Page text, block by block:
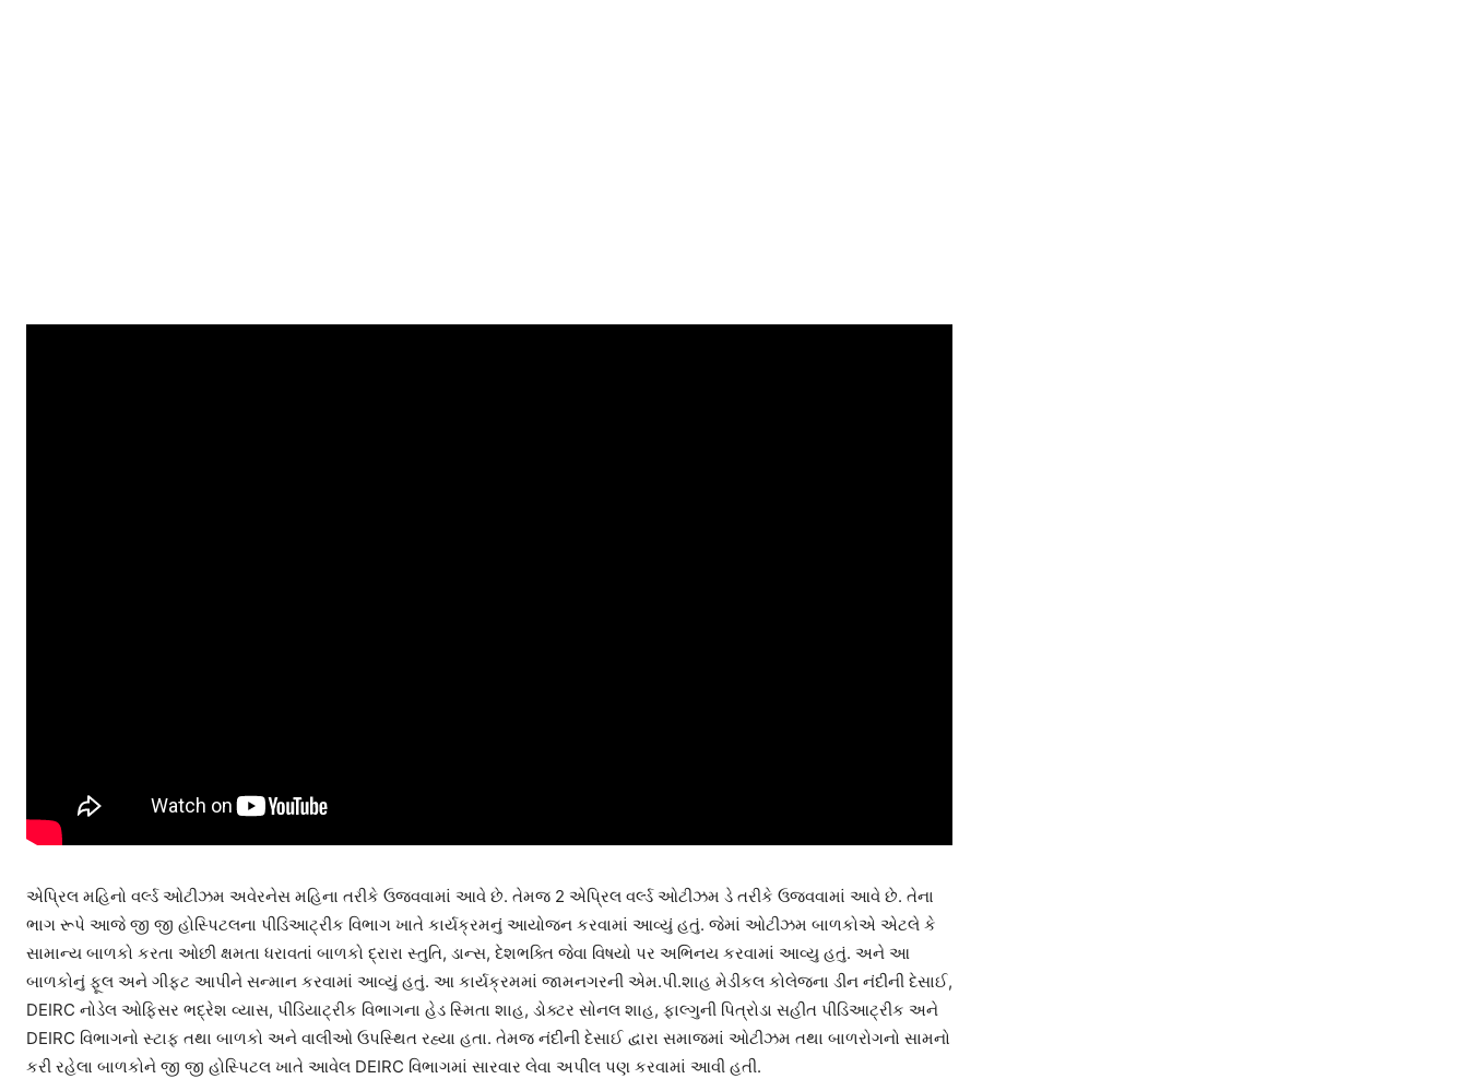
એપ્રિલ મહિનો વર્લ્ડ ઓટીઝમ અવેરનેસ મહિના તરીકે ઉજવવામાં આવે છે. તેમજ 2 એપ્રિલ વર્લ્ડ ઓટીઝમ ડે તરીકે ઉજવવામાં આવે છે. તેના
ભાગ રૂપે આજે જી જી હોસ્પિટલના પીડિઆટ્રીક વિભાગ ખાતે કાર્યક્રમનું આયોજન કરવામાં આવ્યું હતું. જેમાં ઓટીઝમ બાળકોએ એટલે કે
સામાન્ય બાળકો કરતા ઓછી ક્ષમતા ધરાવતાં બાળકો દ્રારા સ્તુતિ, ડાન્સ, દેશભક્તિ જેવા વિષયો પર અભિનય કરવામાં આવ્યુ હતું. અને આ
બાળકોનું ફૂલ અને ગીફ્ટ આપીને સન્માન કરવામાં આવ્યું હતું. આ કાર્યક્રમમાં જામનગરની એમ.પી.શાહ મેડીકલ કોલેજના ડીન નંદીની દેસાઈ,
DEIRC નોડેલ ઓફિસર ભદ્રેશ વ્યાસ, પીડિયાટ્રીક વિભાગના હેડ સ્મિતા શાહ, ડોક્ટર સોનલ શાહ, ફાલ્ગુની પિત્રોડા સહીત પીડિઆટ્રીક અને
DEIRC વિભાગનો સ્ટાફ તથા બાળકો અને વાલીઓ ઉપસ્થિત રહ્યા હતા. તેમજ નંદીની દેસાઈ દ્વારા સમાજમાં ઓટીઝમ તથા બાળરોગનો સામનો
કરી રહેલા બાળકોને જી જી હોસ્પિટલ ખાતે આવેલ DEIRC વિભાગમાં સારવાર લેવા અપીલ પણ કરવામાં આવી હતી.